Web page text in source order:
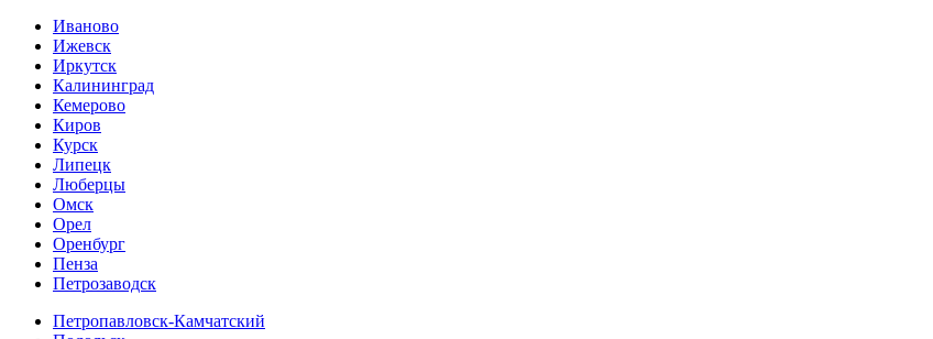
Иваново
Ижевск
Иркутск
Калининград
Кемерово
Киров
Курск
Липецк
Люберцы
Омск
Орел
Оренбург
Пенза
Петрозаводск
Петропавловск-Камчатский